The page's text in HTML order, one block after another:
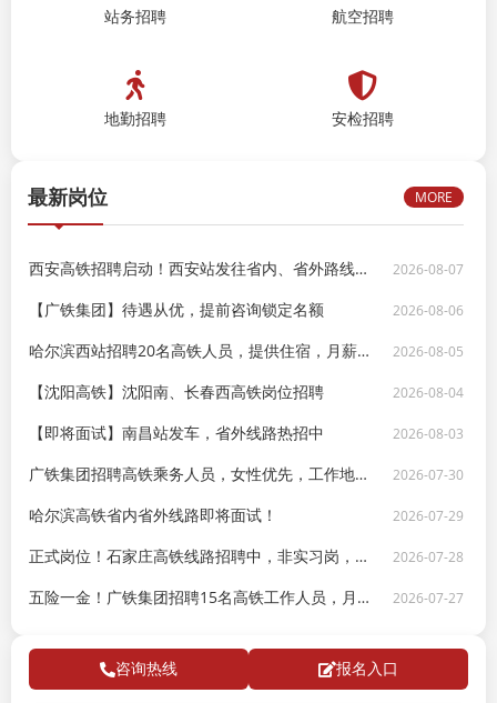
最新岗位 MORE
西安高铁招聘启动！西安站发往省内、省外路线，即将面试 2026-08-07
【广铁集团】待遇从优，提前咨询锁定名额 2026-08-06
哈尔滨西站招聘20名高铁人员，提供住宿，月薪6000+ 2026-08-05
【沈阳高铁】沈阳南、长春西高铁岗位招聘 2026-08-04
【即将面试】南昌站发车，省外线路热招中 2026-08-03
广铁集团招聘高铁乘务人员，女性优先，工作地点广东/三亚 2026-07-30
哈尔滨高铁省内省外线路即将面试！ 2026-07-29
正式岗位！石家庄高铁线路招聘中，非实习岗，即将面试 2026-07-28
五险一金！广铁集团招聘15名高铁工作人员，月薪10000 2026-07-27
站务招聘 航空招聘
地勤招聘 安检招聘
咨询热线 报名入口